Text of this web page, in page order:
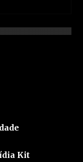
Kit